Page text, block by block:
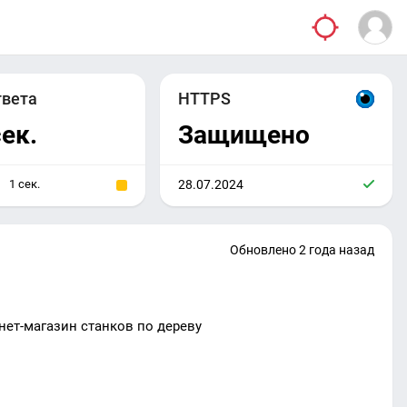
1 сек.
HTTPS
Защищено
28.07.2024
Обновлено 2 года назад
магазин станков по дереву